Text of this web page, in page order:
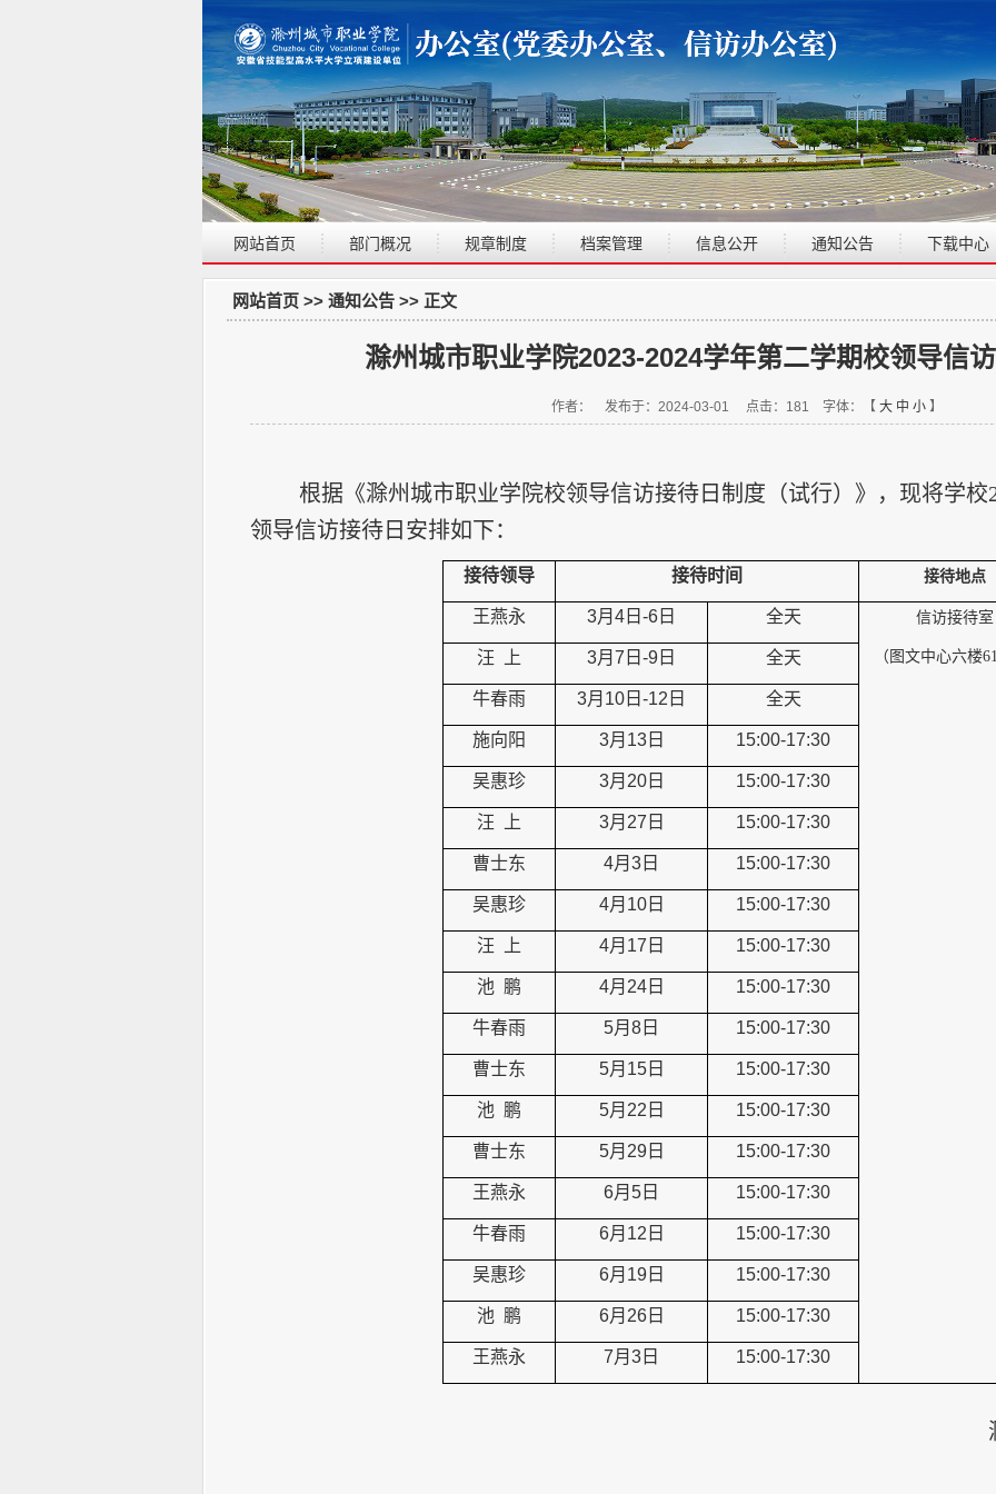
网站首页 部门概况 规章制度 档案管理 信息公开 通知公告 下载中心
网站首页 >>通知公告 >> 正文
滁州城市职业学院2023-2024学年第二学期校领导信
作者： 发布于：2024-03-01 点击： 181 字体：【 大 中 小 】
根据《滁州城市职业学院校领导信访接待日制度（试行）》，现将学校
领导信访接待日安排如下：
接待领导 接待时间 接待地点
王燕永 3月4日-6日 全天 信访接待室
（图文中心六楼
汪 上 3月7日-9日 全天
牛春雨 3月10日-12日 全天
施向阳 3月13日 15:00-17:30
吴惠珍 3月20日 15:00-17:30
汪 上 3月27日 15:00-17:30
曹士东 4月3日 15:00-17:30
吴惠珍 4月10日 15:00-17:30
汪 上 4月17日 15:00-17:30
池 鹏 4月24日 15:00-17:30
牛春雨 5月8日 15:00-17:30
曹士东 5月15日 15:00-17:30
池 鹏 5月22日 15:00-17:30
曹士东 5月29日 15:00-17:30
王燕永 6月5日 15:00-17:30
牛春雨 6月12日 15:00-17:30
吴惠珍 6月19日 15:00-17:30
池 鹏 6月26日 15:00-17:30
王燕永 7月3日 15:00-17:30